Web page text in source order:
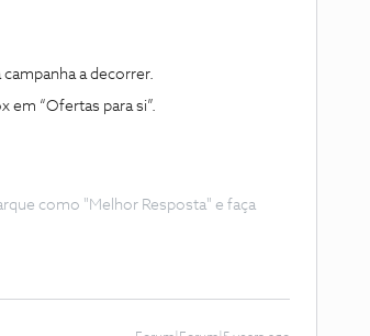
a decorrer.
em “Ofertas para si”.
como "Melhor Resposta" e faça